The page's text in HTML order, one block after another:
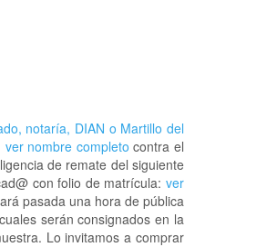
notaría, DIAN o Martillo del
ver nombre completo contra el
de remate del siguiente
con folio de matrícula:ver
pasada una hora de pública
serán consignados en la
Lo invitamos a comprar